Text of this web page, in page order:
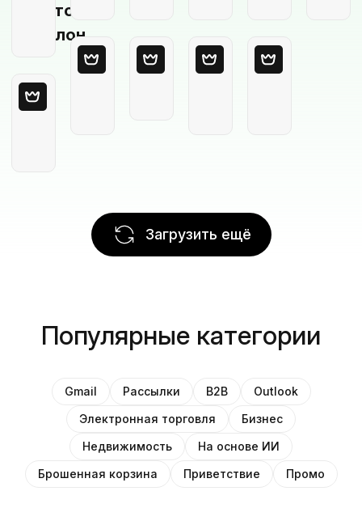
Пустой
шаблон
Загрузить ещё
Популярные категории
Gmail Рассылки B2B
Outlook
Электронная торговля
Бизнес
Недвижимость
На основе ИИ
Брошенная корзина
Приветствие Промо